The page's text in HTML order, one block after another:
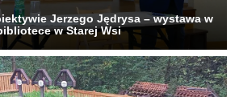
Jerzego Jędrysa – wystawa w
w Starej Wsi